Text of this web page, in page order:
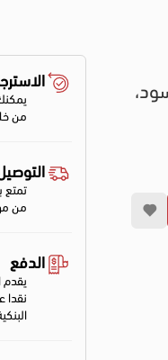
أسود،
من
تمتع
من
الدفع
نقدا